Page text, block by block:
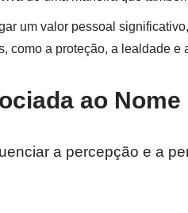
um valor pessoal
como a proteção, a lealdade e
ao Nome
a percepção e a